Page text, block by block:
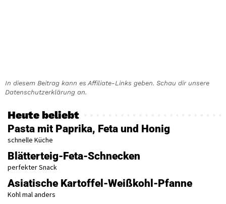
In diesem Beitrag kann es Affiliate-Links geben. Schau dir unsere
Datenschutzerklärung an.
Heute beliebt
Pasta mit Paprika, Feta und Honig
schnelle Küche
Blätterteig-Feta-Schnecken
perfekter Snack
Asiatische Kartoffel-Weißkohl-Pfanne
Kohl mal anders